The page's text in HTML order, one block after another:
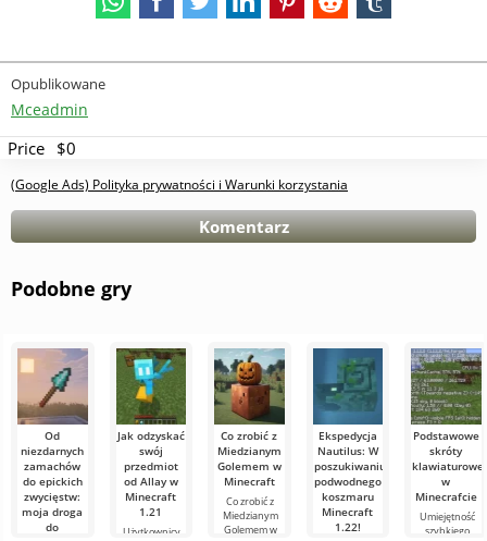
Opublikowane
Mceadmin
Price $0
(Google Ads) Polityka prywatności i Warunki korzystania
Komentarz
Podobne gry
Od
niezdarnych
zamachów
do epickich
zwycięstw:
moja droga
do
Jak odzyskać
swój
przedmiot
od Allay w
Minecraft
1.21
Użytkownicy
Co zrobić z
Miedzianym
Golemem w
Minecraft
Co zrobić z
Miedzianym
Golemem w
Ekspedycja
Nautilus: W
poszukiwaniu
podwodnego
koszmaru
Minecraft
1.22!
Podstawowe
skróty
klawiaturowe
w
Minecrafcie
Umiejętność
szybkiego